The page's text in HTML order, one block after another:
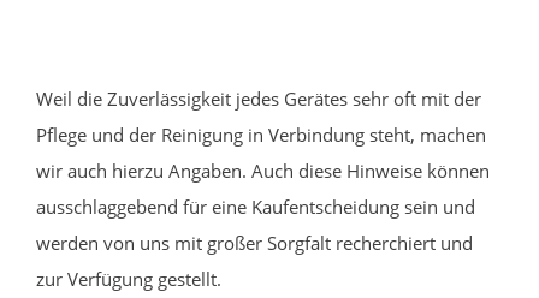
Weil die Zuverlässigkeit jedes Gerätes sehr oft mit der
Pflege und der Reinigung in Verbindung steht, machen
wir auch hierzu Angaben. Auch diese Hinweise können
ausschlaggebend für eine Kaufentscheidung sein und
werden von uns mit großer Sorgfalt recherchiert und
zur Verfügung gestellt.